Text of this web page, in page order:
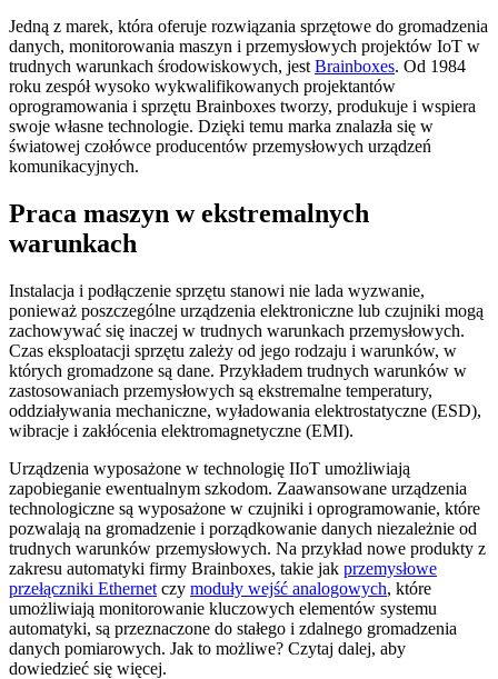
Jedną z marek, która oferuje rozwiązania sprzętowe do gromadzenia
danych, monitorowania maszyn i przemysłowych projektów IoT w
trudnych warunkach środowiskowych, jest Brainboxes. Od 1984
roku zespół wysoko wykwalifikowanych projektantów
oprogramowania i sprzętu Brainboxes tworzy, produkuje i wspiera
swoje własne technologie. Dzięki temu marka znalazła się w
światowej czołówce producentów przemysłowych urządzeń
komunikacyjnych.
Praca maszyn w ekstremalnych
warunkach
Instalacja i podłączenie sprzętu stanowi nie lada wyzwanie,
ponieważ poszczególne urządzenia elektroniczne lub czujniki mogą
zachowywać się inaczej w trudnych warunkach przemysłowych.
Czas eksploatacji sprzętu zależy od jego rodzaju i warunków, w
których gromadzone są dane. Przykładem trudnych warunków w
zastosowaniach przemysłowych są ekstremalne temperatury,
oddziaływania mechaniczne, wyładowania elektrostatyczne (ESD),
wibracje i zakłócenia elektromagnetyczne (EMI).
Urządzenia wyposażone w technologię IIoT umożliwiają
zapobieganie ewentualnym szkodom. Zaawansowane urządzenia
technologiczne są wyposażone w czujniki i oprogramowanie, które
pozwalają na gromadzenie i porządkowanie danych niezależnie od
trudnych warunków przemysłowych. Na przykład nowe produkty z
zakresu automatyki firmy Brainboxes, takie jak przemysłowe
przełączniki Ethernet czy moduły wejść analogowych, które
umożliwiają monitorowanie kluczowych elementów systemu
automatyki, są przeznaczone do stałego i zdalnego gromadzenia
danych pomiarowych. Jak to możliwe? Czytaj dalej, aby
dowiedzieć się więcej.